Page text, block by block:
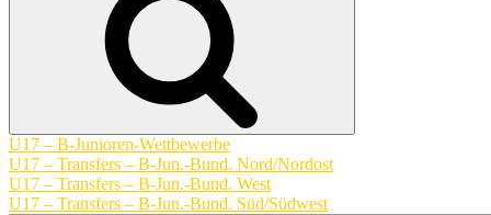
U17 – B-Junioren-Wettbewerbe
U17 – Transfers – B-Jun.-Bund. Nord/Nordost
U17 – Transfers – B-Jun.-Bund. West
U17 – Transfers – B-Jun.-Bund. Süd/Südwest